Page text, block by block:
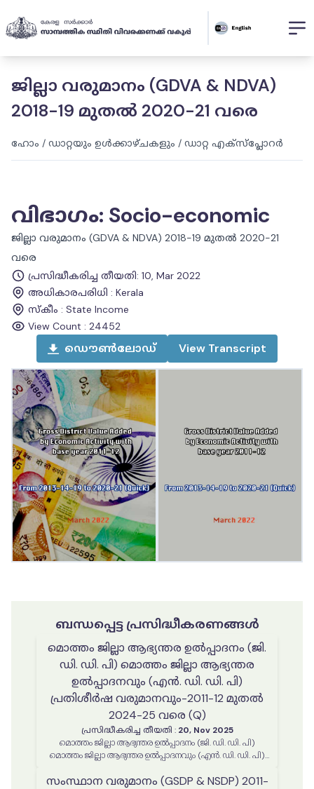
ജില്ലാ വരുമാനം (GDVA & NDVA)
2018-19 മുതൽ 2020-21 വരെ
ഹോം / ഡാറ്റയും ഉൾക്കാഴ്ചകളും / ഡാറ്റ എക്സ്പ്ലോറർ
വിഭാഗം: Socio-economic
ജില്ലാ വരുമാനം (GDVA & NDVA) 2018-19 മുതൽ 2020-21
വരെ
പ്രസിദ്ധീകരിച്ച തീയതി: 10, Mar 2022
അധികാരപരിധി : Kerala
സ്കീം : State Income
View Count : 24452
ഡൌൺലോഡ് View Transcript
ബന്ധപ്പെട്ട പ്രസിദ്ധീകരണങ്ങൾ
മൊത്തം ജില്ലാ ആഭ്യന്തര ഉൽപ്പാദനം (ജി.
ഡി. ഡി. പി) മൊത്തം ജില്ലാ ആഭ്യന്തര
ഉൽപ്പാദനവും (എൻ. ഡി. ഡി. പി)
പ്രതിശീർഷ വരുമാനവും-2011-12 മുതൽ
2024-25 വരെ (Q)
പ്രസിദ്ധീകരിച്ച തീയതി : 20, Nov 2025
മൊത്തം ജില്ലാ ആഭ്യന്തര ഉൽപ്പാദനം (ജി. ഡി. ഡി. പി)
മൊത്തം ജില്ലാ ആഭ്യന്തര ഉൽപ്പാദനവും (എൻ. ഡി. ഡി. പി)
സംസ്ഥാന വരുമാനം (GSDP & NSDP) 2011-